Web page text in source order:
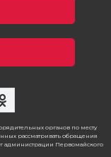
органов по месту
рассматривать обращения
администрации Первомайского